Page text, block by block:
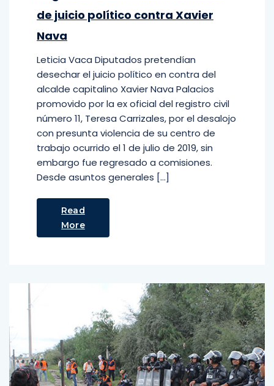
de juicio político contra Xavier
Nava
Leticia Vaca Diputados pretendían
desechar el juicio político en contra del
alcalde capitalino Xavier Nava Palacios
promovido por la ex oficial del registro civil
número 11, Teresa Carrizales, por el desalojo
con presunta violencia de su centro de
trabajo ocurrido el 1 de julio de 2019, sin
embargo fue regresado a comisiones.
Desde asuntos generales […]
Read
More